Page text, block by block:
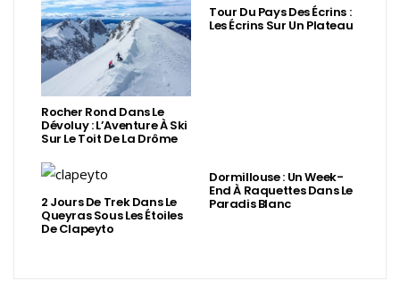
Rocher Rond Dans Le
Dévoluy : L’Aventure À Ski
Sur Le Toit De La Drôme
Tour Du Pays Des Écrins :
Les Écrins Sur Un Plateau
2 Jours De Trek Dans Le
Queyras Sous Les Étoiles
De Clapeyto
Dormillouse : Un Week-
End À Raquettes Dans Le
Paradis Blanc